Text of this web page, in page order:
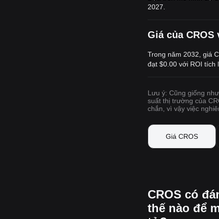
2027.
Giá của CROS
Trong năm 2032, giá
đạt $0.00 với ROI tích
Lưu ý: Cũng giống
suất thị trường của
chắn, vì vậy việc
Giá CROS
CROS có
thế nào để